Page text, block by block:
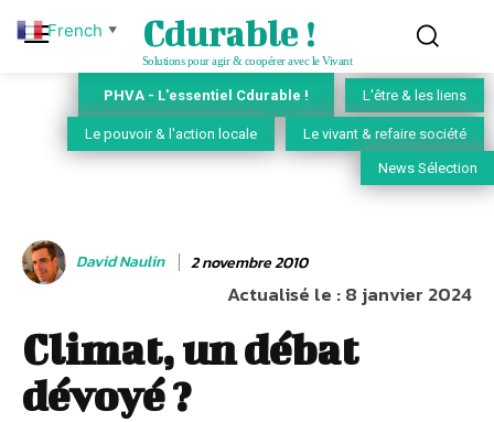
Cdurable !
Solutions pour agir & coopérer avec le Vivant
PHVA - L'essentiel Cdurable ! L'être & les liens
Le pouvoir & l'action locale Le vivant & refaire société
News Sélection
David Naulin 2 novembre 2010
Actualisé le :8 janvier 2024
Climat, un débat
dévoyé ?
French ▼